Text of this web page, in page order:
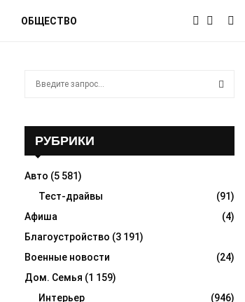
ОБЩЕСТВО
o
R
C
H
РУБРИКИ
Авто (5 581)
Тест-драйвы
(91)
Афиша
(4)
Благоустройство (3 191)
Военные новости
(24)
Дом. Семья (1 159)
Интерьер
(946)